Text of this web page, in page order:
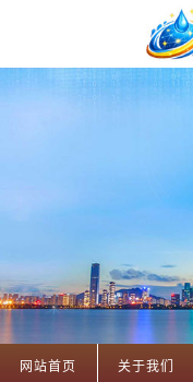
网站首页 关于我们